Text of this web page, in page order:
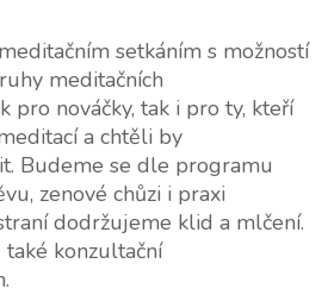
setkáním s možností
meditačních
pro nováčky, tak i pro ty, kteří
a chtěli by
Budeme se dle programu
zenové chůzi i praxi
dodržujeme klid a mlčení.
konzultační